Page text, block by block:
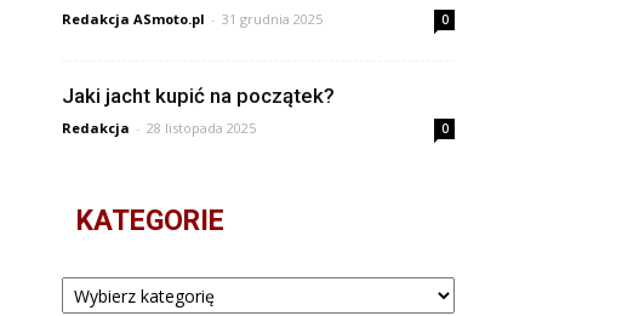
Redakcja ASmoto.pl - 31 grudnia 2025 0
Jaki jacht kupić na początek?
Redakcja - 28 listopada 2025 0
KATEGORIE
Kategorie